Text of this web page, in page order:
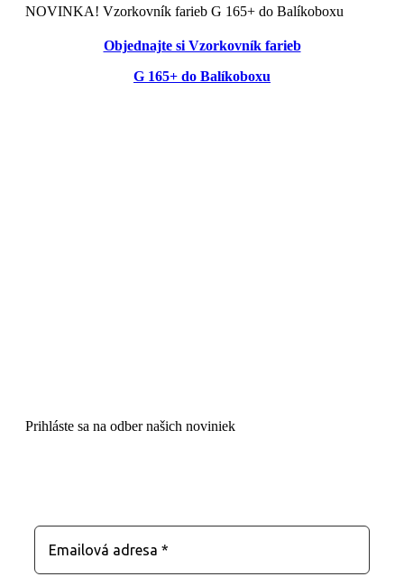
NOVINKA! Vzorkovník farieb G 165+ do Balíkoboxu
Objednajte si Vzorkovník farieb
G 165+ do Balíkoboxu
Prihláste sa na odber našich noviniek